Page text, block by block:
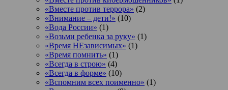
«Вместе против террора» (2)
«Внимание – дети!» (10)
«Вода России» (1)
«Возьми ребенка за руку» (1)
«Время НЕзависимых» (1)
«Время помнить» (1)
«Всегда в строю» (4)
«Всегда в форме» (10)
«Вспомним всех поименно» (1)